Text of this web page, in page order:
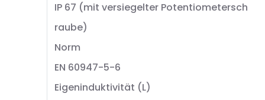
IP 67 (mit versiegelter Potentiometersch
raube)
Norm
EN 60947-5-6
Eigeninduktivität (L)